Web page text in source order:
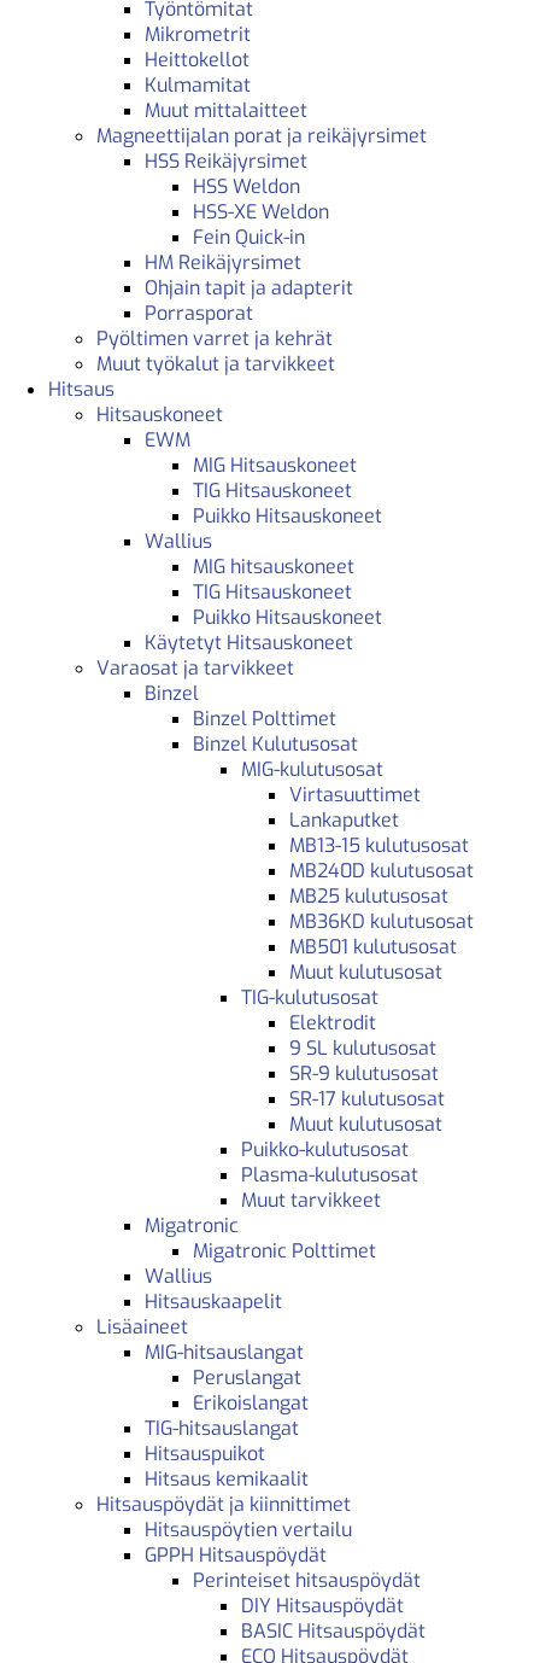
Työntömitat
Mikrometrit
Heittokellot
Kulmamitat
Muut mittalaitteet
Magneettijalan porat ja reikäjyrsimet
HSS Reikäjyrsimet
HSS Weldon
HSS-XE Weldon
Fein Quick-in
HM Reikäjyrsimet
Ohjain tapit ja adapterit
Porrasporat
Pyöltimen varret ja kehrät
Muut työkalut ja tarvikkeet
Hitsaus
Hitsauskoneet
EWM
MIG Hitsauskoneet
TIG Hitsauskoneet
Puikko Hitsauskoneet
Wallius
MIG hitsauskoneet
TIG Hitsauskoneet
Puikko Hitsauskoneet
Käytetyt Hitsauskoneet
Varaosat ja tarvikkeet
Binzel
Binzel Polttimet
Binzel Kulutusosat
MIG-kulutusosat
Virtasuuttimet
Lankaputket
MB13-15 kulutusosat
MB240D kulutusosat
MB25 kulutusosat
MB36KD kulutusosat
MB501 kulutusosat
Muut kulutusosat
TIG-kulutusosat
Elektrodit
9 SL kulutusosat
SR-9 kulutusosat
SR-17 kulutusosat
Muut kulutusosat
Puikko-kulutusosat
Plasma-kulutusosat
Muut tarvikkeet
Migatronic
Migatronic Polttimet
Wallius
Hitsauskaapelit
Lisäaineet
MIG-hitsauslangat
Peruslangat
Erikoislangat
TIG-hitsauslangat
Hitsauspuikot
Hitsaus kemikaalit
Hitsauspöydät ja kiinnittimet
Hitsauspöytien vertailu
GPPH Hitsauspöydät
Perinteiset hitsauspöydät
DIY Hitsauspöydät
BASIC Hitsauspöydät
ECO Hitsauspöydät